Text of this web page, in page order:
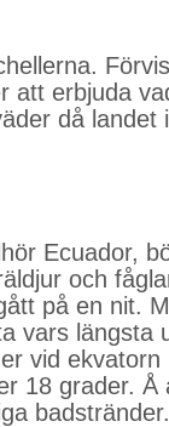
att erbjuda
då landet
Ecuador,
och
på en nit.
vars längsta
vid ekvatorn
18 grader. Å
badstränder.